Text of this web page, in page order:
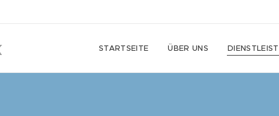
STARTSEITE ÜBER UNS